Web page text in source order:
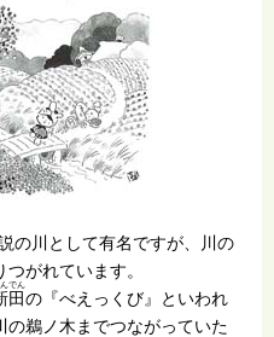
の川として有名ですが、川の
がれています。
田
でん
の『べえっくび』といわれ
の鵜ノ木までつながっていた